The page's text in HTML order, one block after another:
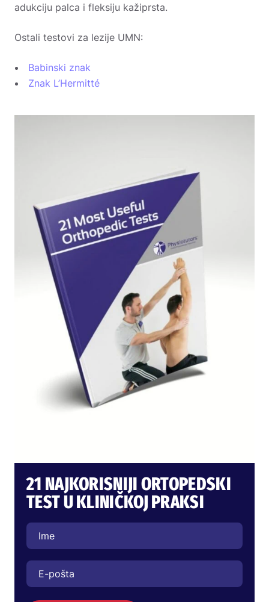
adukciju palca i fleksiju kažiprsta.
Ostali testovi za lezije UMN:
Babinski znak
Znak L’Hermitté
21 NAJKORISNIJI ORTOPEDSKI
TEST U KLINIČKOJ PRAKSI